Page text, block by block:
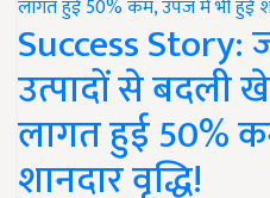
Success
उत्पादों से बदली
लागत हुई 50%
शानदार वृद्धि!